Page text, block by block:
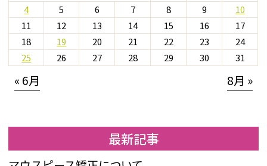
4
5 6 7 8 9
10
11
12 13 14 15 16
17
18
19 20 21 22 23
24
25
26 27 28 29 30 31
« 6月 8月 »
最新記事